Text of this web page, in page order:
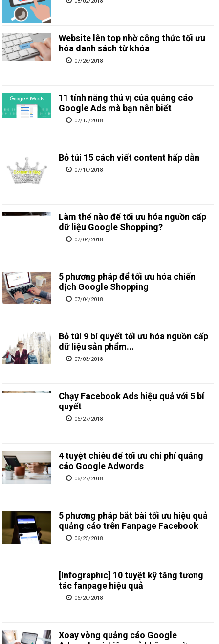
Website lên top nhờ công thức tối ưu
hóa danh sách từ khóa
07/26/2018
11 tính năng thú vị của quảng cáo
Google Ads mà bạn nên biết
07/13/2018
Bỏ túi 15 cách viết content hấp dẫn
07/10/2018
Làm thế nào để tối ưu hóa nguồn cấp
dữ liệu Google Shopping?
07/04/2018
5 phương pháp để tối ưu hóa chiến
dịch Google Shopping
07/04/2018
Bỏ túi 9 bí quyết tối ưu hóa nguồn cấp
dữ liệu sản phẩm...
07/03/2018
Chạy Facebook Ads hiệu quả với 5 bí
quyết
06/27/2018
4 tuyệt chiêu để tối ưu chi phí quảng
cáo Google Adwords
06/27/2018
5 phương pháp bắt bài tối ưu hiệu quả
quảng cáo trên Fanpage Facebook
06/25/2018
[Infographic] 10 tuyệt kỹ tăng tương
tác fanpage hiệu quả
06/20/2018
Xoay vòng quảng cáo Google